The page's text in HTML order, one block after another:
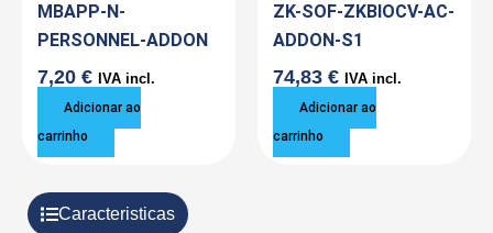
MBAPP-N-
PERSONNEL-ADDON
7,20 € IVA incl.
Adicionar ao
carrinho
ZK-SOF-ZKBIOCV-AC-
ADDON-S1
74,83 € IVA incl.
Adicionar ao
carrinho
Caracteristicas